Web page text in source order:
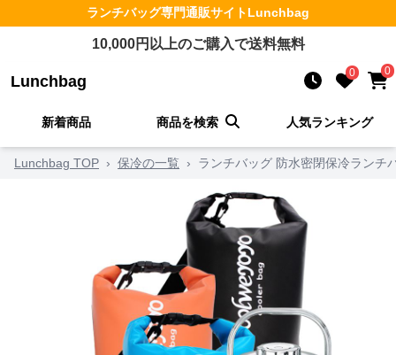
ランチバッグ専門通販サイトLunchbag
10,000円以上のご購入で送料無料
Lunchbag 0 0
新着商品 商品を検索 人気ランキング
Lunchbag TOP › 保冷の一覧 › ランチバッグ 防水密閉保冷ランチ